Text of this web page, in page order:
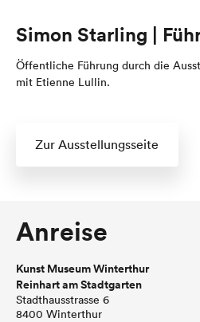
Simon Starling |
Öffentliche Führung durch die
mit Etienne Lullin.
Zur Ausstellungsseite
Anreise
Kunst Museum Winterthur
Reinhart am Stadtgarten
Stadthausstrasse 6
8400 Winterthur